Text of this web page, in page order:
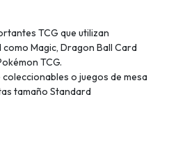
TCG que utilizan
Magic, Dragon Ball Card
TCG.
o juegos de mesa
tamaño Standard